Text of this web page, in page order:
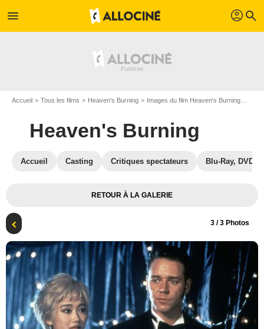
menu profil search
Accueil Tous les films Heaven's Burning Images du film Heaven's Burning
Heaven's Burning
Accueil Casting Critiques spectateurs Blu-Ray, DVD
RETOUR À LA GALERIE
3 / 3 Photos